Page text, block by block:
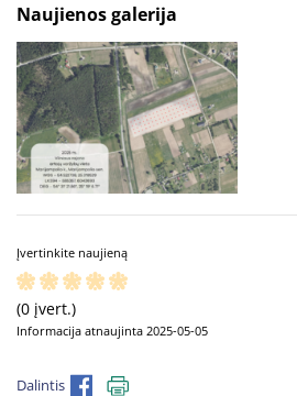
Naujienos galerija
Įvertinkite naujieną
(0 įvert.)
Informacija atnaujinta 2025-05-05
Dalintis